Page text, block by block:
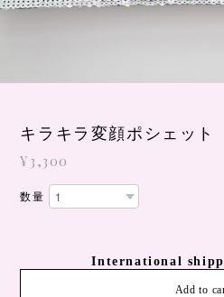
キラキラ変顔ポシェット
¥3,300
数量
International
Add to